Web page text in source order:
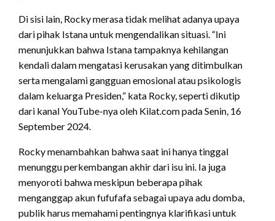
Di sisi lain, Rocky merasa tidak melihat adanya upaya
dari pihak Istana untuk mengendalikan situasi. “Ini
menunjukkan bahwa Istana tampaknya kehilangan
kendali dalam mengatasi kerusakan yang ditimbulkan
serta mengalami gangguan emosional atau psikologis
dalam keluarga Presiden,” kata Rocky, seperti dikutip
dari kanal YouTube-nya oleh Kilat.com pada Senin, 16
September 2024.
Rocky menambahkan bahwa saat ini hanya tinggal
menunggu perkembangan akhir dari isu ini. Ia juga
menyoroti bahwa meskipun beberapa pihak
menganggap akun fufufafa sebagai upaya adu domba,
publik harus memahami pentingnya klarifikasi untuk